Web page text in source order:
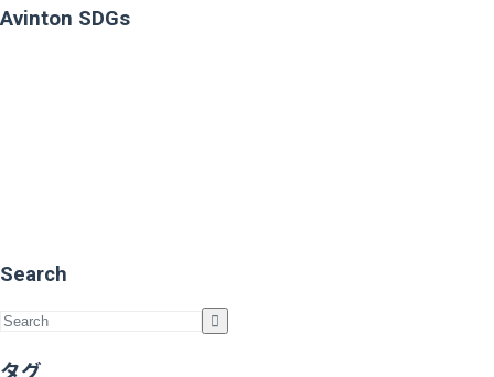
Avinton SDGs
Search